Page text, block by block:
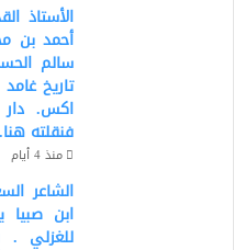
الأستاذ
أحمد بن
سالم
تاريخ
اكس. دار
فنقلته هنا.
منذ 4 أيام
الشاعر
ابن صبيا
للغزلي .